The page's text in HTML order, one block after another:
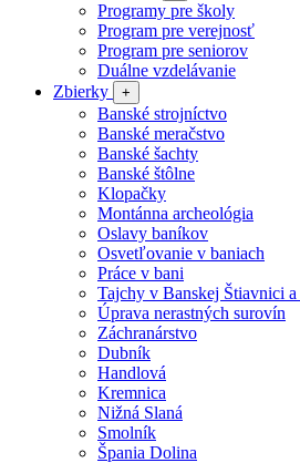
Programy pre školy
Program pre verejnosť
Program pre seniorov
Duálne vzdelávanie
Zbierky
+
Banské strojníctvo
Banské meračstvo
Banské šachty
Banské štôlne
Klopačky
Montánna archeológia
Oslavy baníkov
Osvetľovanie v baniach
Práce v bani
Tajchy v Banskej Štiavnici
Úprava nerastných surovín
Záchranárstvo
Dubník
Handlová
Kremnica
Nižná Slaná
Smolník
Špania Dolina